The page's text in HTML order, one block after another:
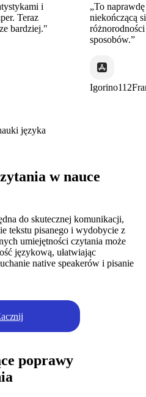
i
Teraz
bardziej."
„To
niekończącą
sposobów.”
języka
w nauce
do skutecznej komunikacji,
tekstu pisanego i wydobycie z
umiejętności czytania może
językową, ułatwiając
native speakerów i pisanie
poprawy